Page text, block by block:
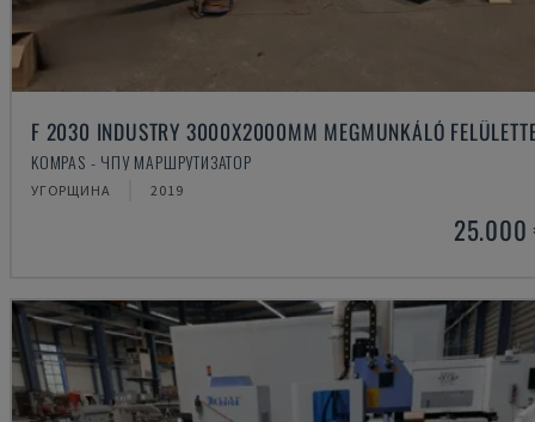
F 2030 INDUSTRY 3000X2000MM MEGMUNKÁLÓ
KOMPAS - ЧПУ МАРШРУТИЗАТОР
УГОРЩИНА 2019
25.000